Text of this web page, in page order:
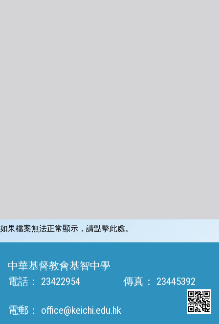
如果檔案無法正常顯示，請點擊此處。
中華基督教會基智中學
電話：
23422954 傳真： 23445392
電郵： office@keichi.edu.hk